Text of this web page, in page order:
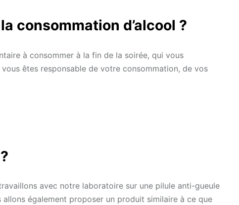
consommation d’alcool ?
à consommer à la fin de la soirée, qui vous
êtes responsable de votre consommation, de vos
avec notre laboratoire sur une pilule anti-gueule
également proposer un produit similaire à ce que